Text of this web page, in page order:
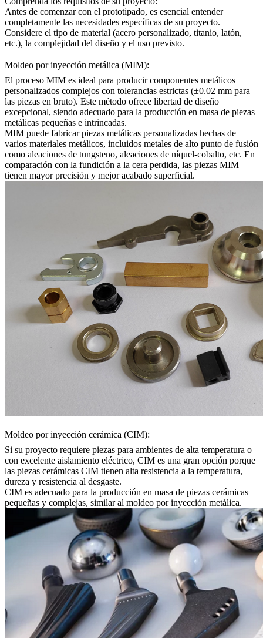
Antes de comenzar con el prototipado, es esencial entender
completamente las necesidades específicas de su proyecto.
Considere el tipo de material (acero personalizado, titanio, latón,
etc.), la complejidad del diseño y el uso previsto.
Moldeo por inyección metálica (MIM):
El proceso MIM es ideal para producir componentes metálicos
personalizados complejos con tolerancias estrictas (±0.02 mm para
las piezas en bruto). Este método ofrece libertad de diseño
excepcional, siendo adecuado para la producción en masa de piezas
metálicas pequeñas e intrincadas.
MIM puede fabricar piezas metálicas personalizadas hechas de
varios materiales metálicos, incluidos metales de alto punto de fusión
como aleaciones de tungsteno, aleaciones de níquel-cobalto, etc. En
comparación con la fundición a la cera perdida, las piezas MIM
tienen mayor precisión y mejor acabado superficial.
Moldeo por inyección cerámica (CIM):
Si su proyecto requiere piezas para ambientes de alta temperatura o
con excelente aislamiento eléctrico, CIM es una gran opción porque
las piezas cerámicas CIM tienen alta resistencia a la temperatura,
dureza y resistencia al desgaste.
CIM es adecuado para la producción en masa de piezas cerámicas
pequeñas y complejas, similar al moldeo por inyección metálica.